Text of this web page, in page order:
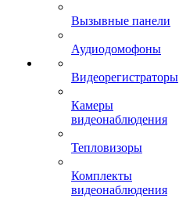
Вызывные панели
Аудиодомофоны
Видеорегистраторы
Камеры
видеонаблюдения
Тепловизоры
Комплекты
видеонаблюдения